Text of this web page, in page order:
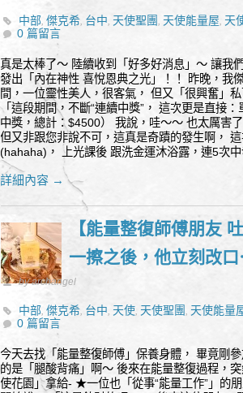
中部,傑克希, 台中, 天使聖團, 天使能量屋, 天
靈性諮詢
0 篇留言
真是太棒了～ 陸續收到「好多好消息」～ 讓我
發出「內在神性 喜悅恩典之光」！！ 昨晚，我
間，一位靈性美人，很客氣， 但又「很興奮」
「這段期間，不斷“連續中獎”， 這次更是直接
中獎，總計：$4500） 我說，哇～～ 也太厲害
但又非跟您非說不可，這真是奇蹟的發生啊，
(hahaha)， 上光課後 跟洗金運沐浴露，連5次
詳細內容 →
【能量整復師傅朋友
一擦之後，他立刻改
by archangel
中部,傑克希, 台中, 天使, 天使聖團, 天使能量
0 篇留言
今天去找「能量整復師傅」保養身體， 畢竟剛
的是「腿酸背痛」啊～ 後來在能量整復過程，
使花園」拿給- ★一位也「從事“能量工作”」的